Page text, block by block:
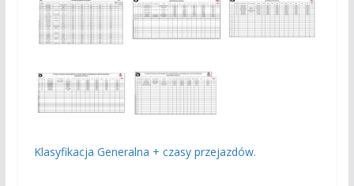
Klasyfikacja Generalna + czasy przejazdów.